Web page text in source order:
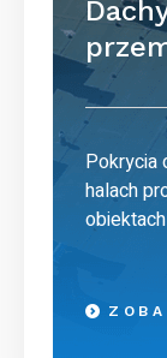
Pokrycia
halach